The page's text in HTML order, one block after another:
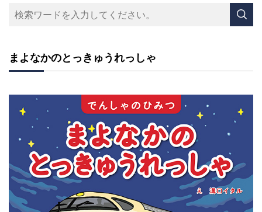
まよなかのとっきゅうれっしゃ